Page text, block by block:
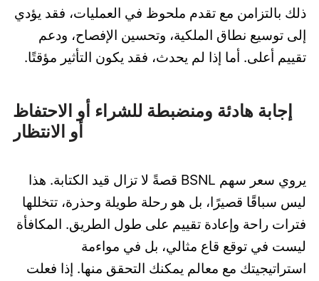
ذلك بالتزامن مع تقدم ملحوظ في العمليات، فقد يؤدي
إلى توسيع نطاق الملكية، وتحسين الإفصاح، ودعم
تقييم أعلى. أما إذا لم يحدث، فقد يكون التأثير مؤقتًا.
إجابة هادئة ومنضبطة للشراء أو الاحتفاظ
أو الانتظار
يروي سعر سهم BSNL قصةً لا تزال قيد الكتابة. هذا
ليس سباقًا قصيرًا، بل هو رحلة طويلة وحذرة، تتخللها
فترات راحة وإعادة تقييم على طول الطريق. المكافأة
ليست في توقع قاع مثالي، بل في مواءمة
استراتيجيتك مع معالم يمكنك التحقق منها. إذا فعلت